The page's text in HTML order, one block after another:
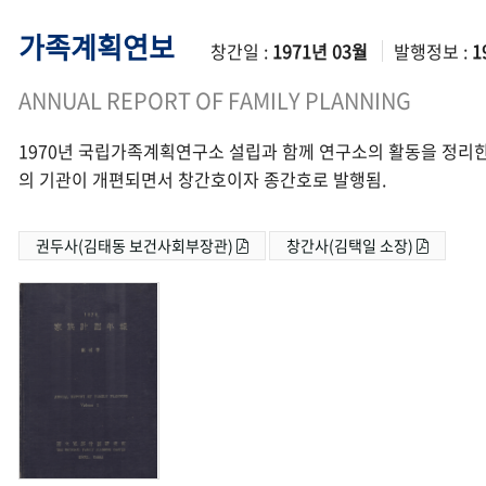
가족계획연보 창간일 : 1971년 03월 발행정보 :
ANNUAL REPORT OF FAMILY PLANNING
1970년 국립가족계획연구소 설립과 함께 연구소의 활동을 정
의 기관이 개편되면서 창간호이자 종간호로 발행됨.
권두사(김태동 보건사회부장관) 창간사(김택일 소장)